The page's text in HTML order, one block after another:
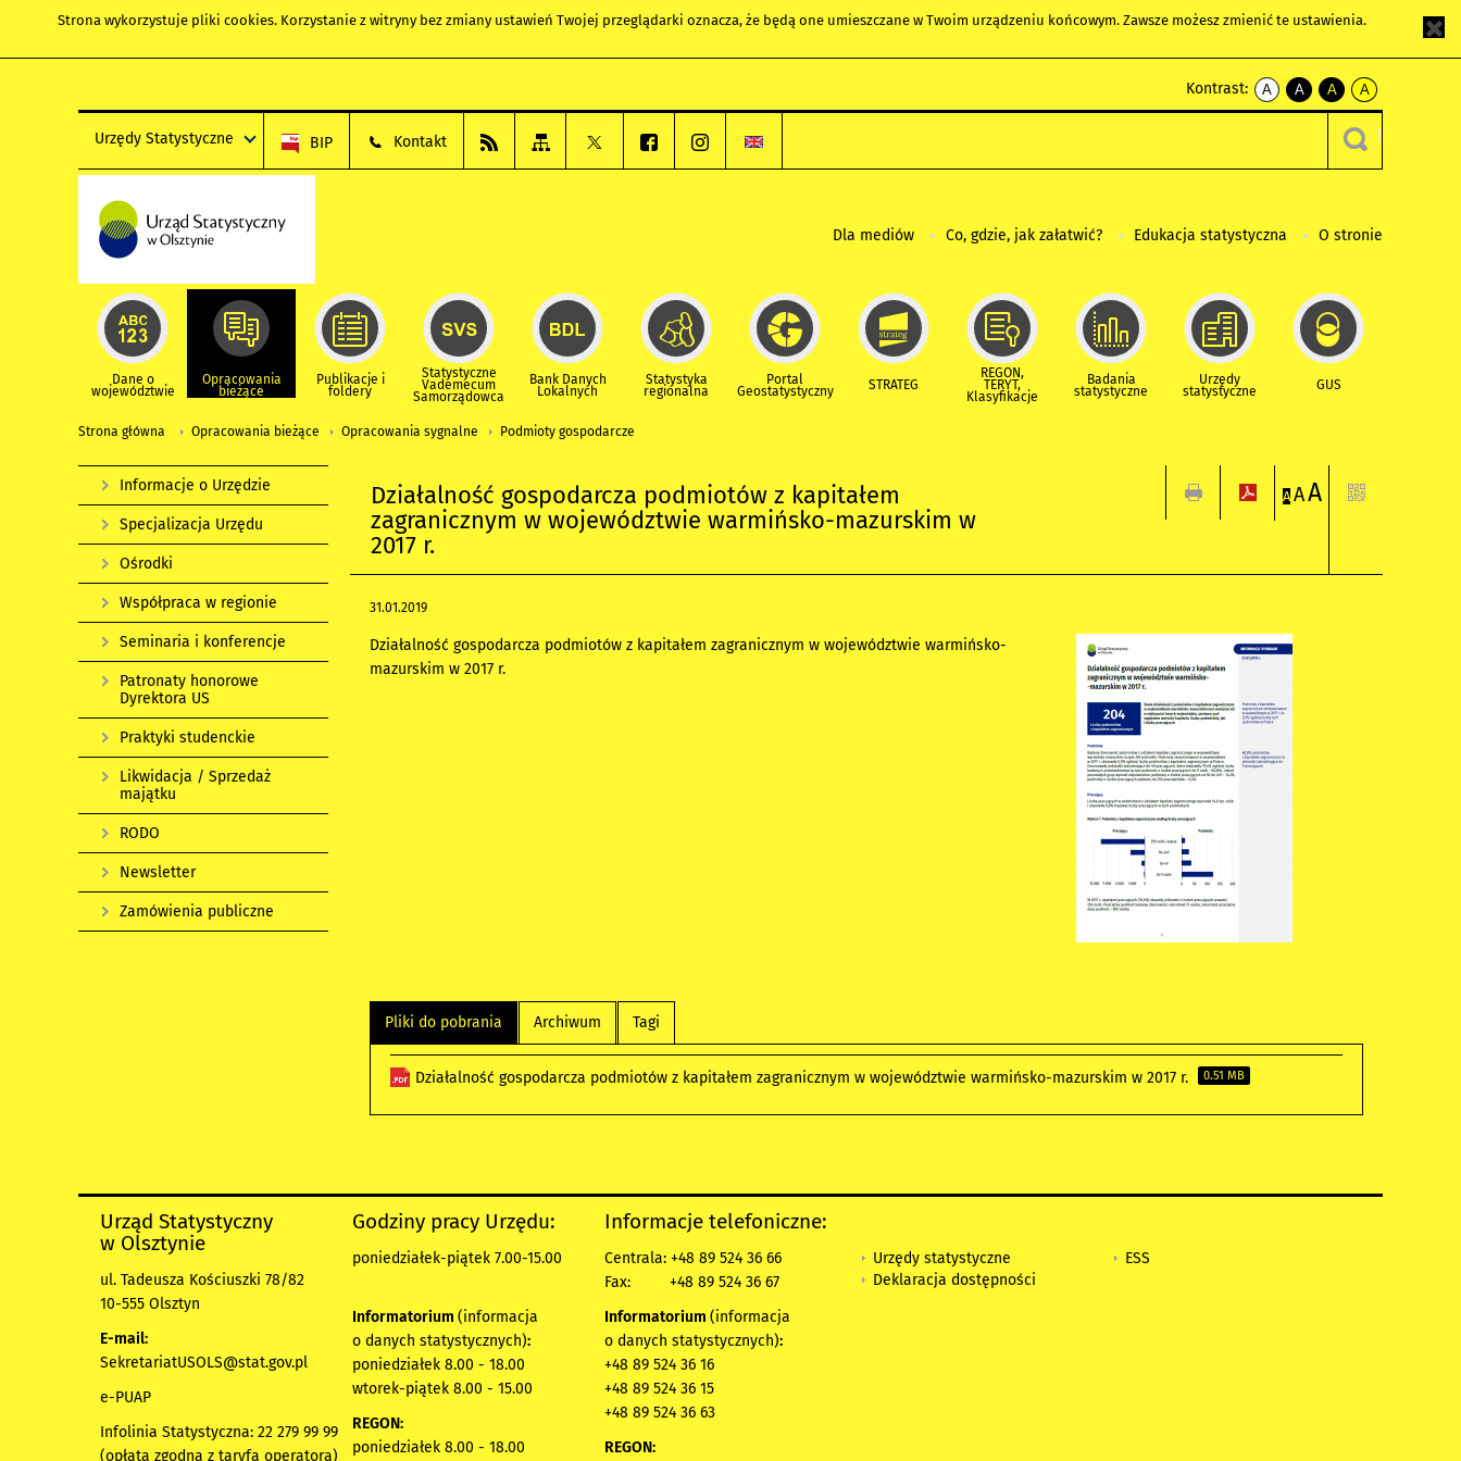
Strona wykorzystuje pliki cookies. Korzystanie z witryny bez zmiany ustawień Twojej przeglądarki oznacza, że będą one umieszczane w Twoim urządzeniu końcowym. Zawsze możesz zmienić te ustawienia.
Kontrast:
A
kontrast
A
kontrast
czarnym
A
kontrast
żółty
tekst
czarnym
A
kontrast
czarny
tekst
żółtym
Urzędy Statystyczne BIP Kontakt
Dla mediów Co, gdzie, jak załatwić? Edukacja statystyczna O stronie
Dane o
województwie
Opracowania
bieżące
Publikacje i
foldery
Statystyczne
Vademecum
Samorządowca
Bank Danych
Lokalnych
Statystyka
regionalna
Portal
Geostatystyczny STRATEG
REGON,
TERYT,
Klasyfikacje
Badania
statystyczne
Urzędy
statystyczne GUS
Strona główna Opracowania bieżące Opracowania sygnalne Podmioty gospodarcze
Działalność gospodarcza podmiotów z kapitałem
zagranicznym w województwie warmińsko-mazurskim w
2017 r.
A AA
31.01.2019
Działalność gospodarcza podmiotów z kapitałem zagranicznym w województwie warmińsko-
mazurskim w 2017 r.
Pliki do pobrania Archiwum Tagi
Działalność gospodarcza podmiotów z kapitałem zagranicznym w województwie warmińsko-mazurskim w 2017 r. 0.51 MB
Informacje o Urzędzie
Specjalizacja Urzędu
Ośrodki
Współpraca w regionie
Seminaria i konferencje
Patronaty honorowe
Dyrektora US
Praktyki studenckie
Likwidacja / Sprzedaż
majątku
RODO
Newsletter
Zamówienia publiczne
Urząd Statystyczny
w Olsztynie
ul. Tadeusza Kościuszki 78/82
10-555 Olsztyn
E-mail:
SekretariatUSOLS@stat.gov.pl
e-PUAP
Infolinia Statystyczna: 22 279 99 99
(opłata zgodna z taryfą operatora)
Godziny pracy Urzędu:
poniedziałek-piątek 7.00-15.00
Informatorium (informacja
o danych statystycznych):
poniedziałek 8.00 - 18.00
wtorek-piątek 8.00 - 15.00
REGON:
poniedziałek 8.00 - 18.00
Informacje telefoniczne:
Centrala: +48 89 524 36 66
Fax:
+48 89 524 36 67
Informatorium (informacja
o danych statystycznych):
+48 89 524 36 16
+48 89 524 36 15
+48 89 524 36 63
REGON:
Urzędy statystyczne
Deklaracja dostępności
ESS